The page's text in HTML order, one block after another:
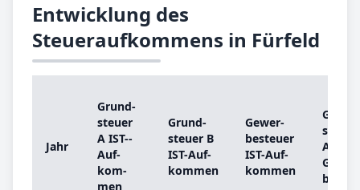
Entwicklung des
Steueraufkommens in Fürfeld
Jahr
Grund­
steu­er
A IST-­
Auf­
kom­
men
Grund­
steu­er B
IST-­Auf­
kom­men
Ge­wer­
be­steu­er
IST-­Auf­
kom­men
Grund­
steu­er
A
Grund­
be­trag